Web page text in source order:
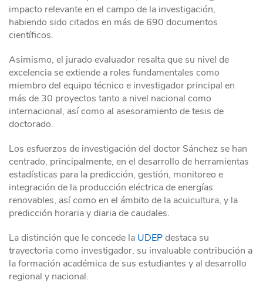
impacto relevante en el campo de la investigación,
habiendo sido citados en más de 690 documentos
científicos.
Asimismo, el jurado evaluador resalta que su nivel de
excelencia se extiende a roles fundamentales como
miembro del equipo técnico e investigador principal en
más de 30 proyectos tanto a nivel nacional como
internacional, así como al asesoramiento de tesis de
doctorado.
Los esfuerzos de investigación del doctor Sánchez se han
centrado, principalmente, en el desarrollo de herramientas
estadísticas para la predicción, gestión, monitoreo e
integración de la producción eléctrica de energías
renovables, así como en el ámbito de la acuicultura, y la
predicción horaria y diaria de caudales.
La distinción que le concede la UDEPdestaca su
trayectoria como investigador, su invaluable contribución a
la formación académica de sus estudiantes y al desarrollo
regional y nacional.